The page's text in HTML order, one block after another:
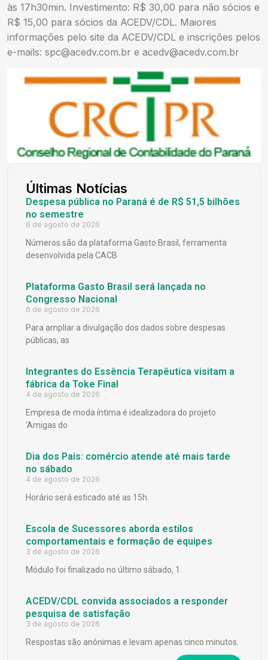
às 17h30min. Investimento: R$ 30,00 para não sócios e
R$ 15,00 para sócios da ACEDV/CDL. Maiores
informações pelo site da ACEDV/CDL e inscrições pelos
e-mails: spc@acedv.com.br e acedv@acedv.com.br
Últimas Notícias
Despesa pública no Paraná é de R$ 51,5 bilhões
no semestre
6 de agosto de 2026
Números são da plataforma Gasto Brasil, ferramenta
desenvolvida pela CACB
Plataforma Gasto Brasil será lançada no
Congresso Nacional
6 de agosto de 2026
Para ampliar a divulgação dos dados sobre despesas
públicas, as
Integrantes do Essência Terapêutica visitam a
fábrica da Toke Final
4 de agosto de 2026
Empresa de moda íntima é idealizadora do projeto
‘Amigas do
Dia dos Pais: comércio atende até mais tarde
no sábado
4 de agosto de 2026
Horário será esticado até as 15h.
Escola de Sucessores aborda estilos
comportamentais e formação de equipes
3 de agosto de 2026
Módulo foi finalizado no último sábado, 1.
ACEDV/CDL convida associados a responder
pesquisa de satisfação
3 de agosto de 2026
Respostas são anônimas e levam apenas cinco minutos.